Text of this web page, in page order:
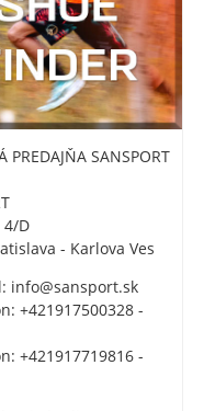
PREDAJŇA SANSPORT
4/D
- Karlova Ves
info@sansport.sk
+421917500328 -
+421917719816 -